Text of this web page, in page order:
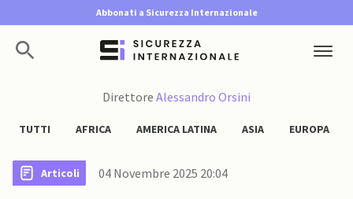
Abbonati a Sicurezza Internazionale
Direttore Alessandro Orsini
TUTTI AFRICA AMERICA LATINA ASIA EUROPA
Articoli 04 Novembre 2025 20:04